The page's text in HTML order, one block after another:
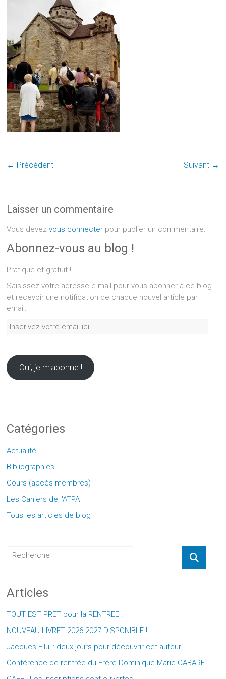
← Précédent Suivant →
Laisser un commentaire
Vous devezvous connecter pour publier un commentaire.
Abonnez-vous au blog !
Pratique et gratuit !
Saisissez votre adresse e-mail pour vous abonner à ce blog
et recevoir une notification de chaque nouvel article par
email.
Inscrivez
ici
Oui, je m'abonne !
Catégories
Actualité
Bibliographies
Cours (accès membres)
Les Cahiers de l'ATPA
Tous les articles de blog
Articles
TOUT EST PRET pour la RENTREE !
NOUVEAU LIVRET 2026-2027 DISPONIBLE !
Jacques Ellul : deux jours pour découvrir cet auteur !
Conférence de rentrée du Frère Dominique-Marie CABARET